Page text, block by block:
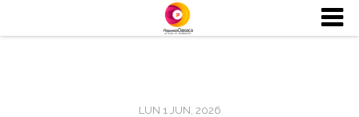
LUN 1 JUN, 2026